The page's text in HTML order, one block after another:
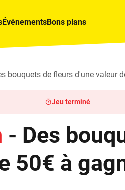
ÉvénementsBons plans
bouquets de fleurs d'une valeur
Jeu terminé
- Des
50€ à